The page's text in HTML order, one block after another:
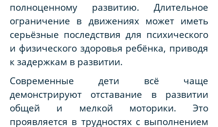
полноценному развитию. Длительное
ограничение в движениях может иметь
серьёзные последствия для психического
и физического здоровья ребёнка, приводя
к задержкам в развитии.
Современные дети всё чаще
демонстрируют отставание в развитии
общей и мелкой моторики. Это
проявляется в трудностях с выполнением